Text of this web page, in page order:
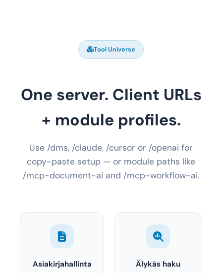
Tool Universe
One server. Client URLs
+ module profiles.
Use /dms, /claude, /cursor or /openai for
copy-paste setup — or module paths like
/mcp-document-ai and /mcp-workflow-ai.
Asiakirjahallinta Älykäs haku